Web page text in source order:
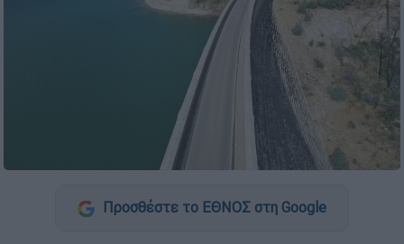
Προσθέστε το ΕΘΝΟΣ στη Google